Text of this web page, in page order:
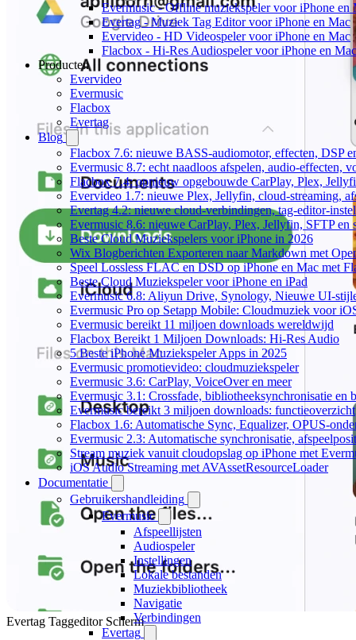
Evermusic - Offline muziekspeler voor iPhone en
Evertag - Muziek Tag Editor voor iPhone en Mac
Evervideo - HD Videospeler voor iPhone en Mac
Flacbox - Hi-Res Audiospeler voor iPhone en Mac
Producten
Evervideo
Evermusic
Flacbox
Evertag
Blog
Flacbox 7.6: nieuwe BASS-audiomotor, effecten, DSP
Evermusic 8.7: echt naadloos afspelen, audio-effecten,
Flacbox 7.4: opnieuw opgebouwde CarPlay, Plex,
Evervideo 1.7: nieuwe Plex, Jellyfin, cloud-streaming,
Evertag 4.2: nieuwe cloud-verbindingen, tag-editor-
Evermusic 8.6: nieuwe CarPlay, Plex, Jellyfin, SFTP en
Beste Cloud Muziekspelers voor iPhone in 2026
Wix Blogberichten Exporteren naar Markdown met
Speel Lossless FLAC en DSD op iPhone en Mac met
Beste Cloud Muziekspeler voor iPhone en iPad
Evermusic 6.8: Aliyun Drive, Synology, Nieuwe UI-
Evermusic Pro op Setapp Mobile: Cloudmuziek voor
Evermusic bereikt 11 miljoen downloads wereldwijd
Flacbox Bereikt 1 Miljoen Downloads: Hi-Res Audio
5 Beste iPhone Muziekspeler Apps in 2025
Evermusic promotievideo: cloudmuziekspeler
Evermusic 3.6: CarPlay, VoiceOver en meer
Evermusic 3.1: Crossfade, bibliotheeksynchronisatie en
Evermusic bereikt 3 miljoen downloads: functieoverzicht
Flacbox 1.6: Automatische Sync, Equalizer, OPUS-
Evermusic 2.3: Automatische synchronisatie,
Stream muziek vanuit cloudopslag op iPhone met
iOS Audio Streaming met AVAssetResourceLoader
Documentatie
Gebruikershandleiding
Evermusic
Afspeellijsten
Audiospeler
Instellingen
Lokale bestanden
Muziekbibliotheek
Navigatie
Verbindingen
Evertag
Evertag Taggeditor Scherm